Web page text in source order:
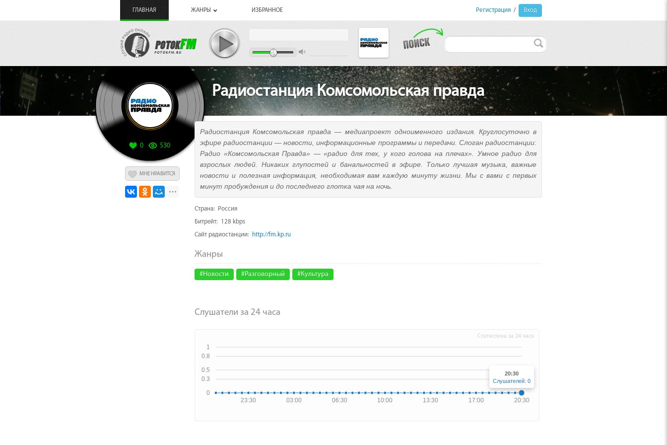
ГЛАВНАЯ ЖАНРЫ ИЗБРАННОЕ Регистрация / Вход
Радиостанция Комсомольская правда
0 530
МНЕ НРАВИТСЯ
Радиостанция Комсомольская правда — медиапроект одноименного издания. Круглосуточно в
эфире радиостанции — новости, информационные программы и передачи. Слоган радиостанции:
Радио «Комсомольская Правда» — «радио для тех, у кого голова на плечах». Умное радио для
взрослых людей. Никаких глупостей и банальностей в эфире. Только лучшая музыка, важные
новости и полезная информация, необходимая вам каждую минуту жизни. Мы с вами с первых
минут пробуждения и до последнего глотка чая на ночь.
Страна: Россия
Битрейт: 128 kbps
Cайт радиостанции:
http://fm.kp.ru
#Новости #Разговорный #Культура
Слушатели за 24 часа
Статистика за 24 часа
0
0.3
0.5
0.8
1
20:30
17:00
13:30
10:00
06:30
03:00
23:30
20:30
Слушателей: 0